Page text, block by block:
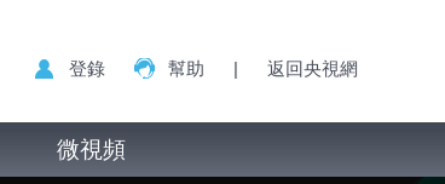
登錄 幫助 | 返回央視網
微視頻